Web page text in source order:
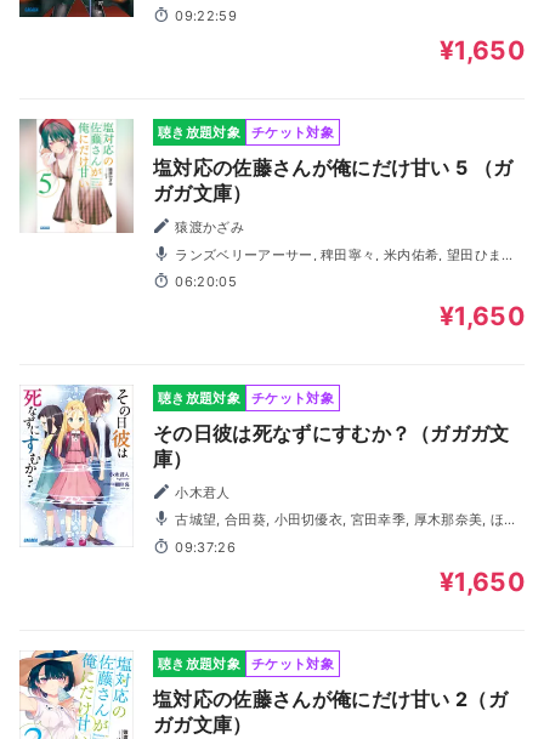
佑, ほなみ, 小田切優衣
09:22:59
¥1,650
聴き放題対象 チケット対象
塩対応の佐藤さんが俺にだけ甘い 5 （ガ
ガガ文庫）
猿渡かざみ
園田れい, 藤井隼, 柳田カンナ, 小田切優衣, 山本真綺, 池田
百々香06:20:05
¥1,650
聴き放題対象 チケット対象
その日彼は死なずにすむか？（ガガガ文
庫）
小木君人
古城望, 合田葵, 小田切優衣, 宮田幸季, 厚木那奈美, ほな
み, 奥友沙絢, 山藤桃子, 蒔村拓哉
09:37:26
¥1,650
聴き放題対象 チケット対象
塩対応の佐藤さんが俺にだけ甘い 2（ガ
ガガ文庫）